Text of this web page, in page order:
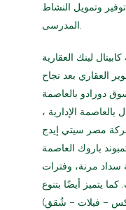
وتمويل النشاط
لينك العقارية
العقاري بعد نجاح
دورادو بالعاصمة
الإدارية ،
مصر سيتي إيدج
باروك العاصمة
سداد مرنة، وفترات
إلى 7 سنوات. كما يتميز أيضًا بتنوع
– فيلات – شُقق)